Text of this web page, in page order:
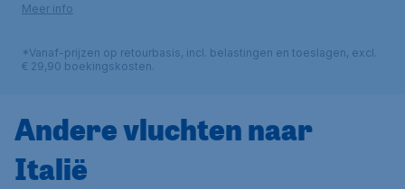
Meer info
*Vanaf-prijzen op retourbasis, incl. belastingen en toeslagen, excl.
€ 29,90 boekingskosten.
Andere vluchten naar
Italië